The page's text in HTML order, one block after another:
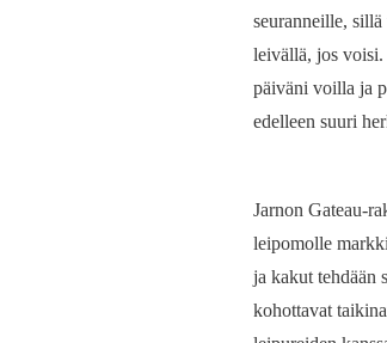
seuranneille,
leivällä, jos
päiväni voilla ja
edelleen suuri
Jarnon Gateau-
leipomolle
ja kakut tehdään
kohottavat